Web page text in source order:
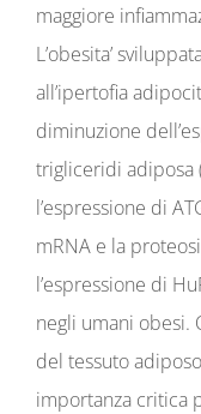
maggiore
L’obesita’
all’ipertofia
diminuzione
trigliceridi adiposa
l’espressione di
mRNA e la
l’espressione di
negli umani obesi.
del tessuto
importanza critica